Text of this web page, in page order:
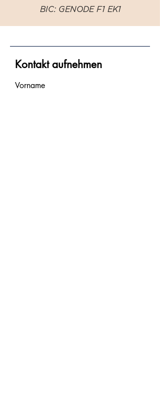
BIC: GENODE F1 EK1
Kontakt aufnehmen
Vorname